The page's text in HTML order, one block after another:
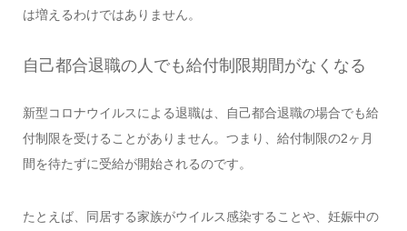
は増えるわけではありません。
自己都合退職の人でも給付制限期間がなくなる
新型コロナウイルスによる退職は、自己都合退職の場合でも給
付制限を受けることがありません。つまり、給付制限の2ヶ月
間を待たずに受給が開始されるのです。
たとえば、同居する家族がウイルス感染することや、妊娠中の